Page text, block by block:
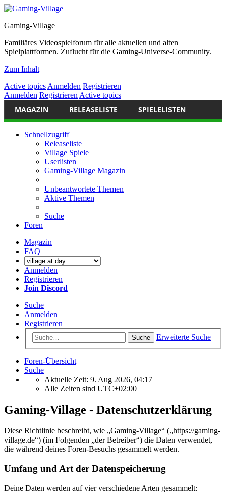
Gaming-Village
Familiäres Videospielforum für alle aktuellen und alten
Spielplattformen. Zuflucht für die Gaming-Universe-Community.
Zum Inhalt
Active topics Anmelden Registrieren
Anmelden Registrieren Active topics
MAGAZIN RELEASELISTE SPIELELISTEN
Schnellzugriff
Releaseliste
Village Spiele
Userlisten
Gaming-Village Magazin
Unbeantwortete Themen
Aktive Themen
Suche
Foren
Magazin
FAQ
Anmelden
Registrieren
Join Discord
Suche
Anmelden
Registrieren
Suche Erweiterte Suche
Foren-Übersicht
Suche
Aktuelle Zeit: 9. Aug 2026, 04:17
Alle Zeiten sind UTC+02:00
Gaming-Village - Datenschutzerklärung
Diese Richtlinie beschreibt, wie „Gaming-Village“ („https://gaming-
village.de“) (im Folgenden „der Betreiber“) die Daten verwendet,
die während deines Foren-Besuchs gesammelt werden.
Umfang und Art der Datenspeicherung
Deine Daten werden auf vier verschiedene Arten gesammelt: